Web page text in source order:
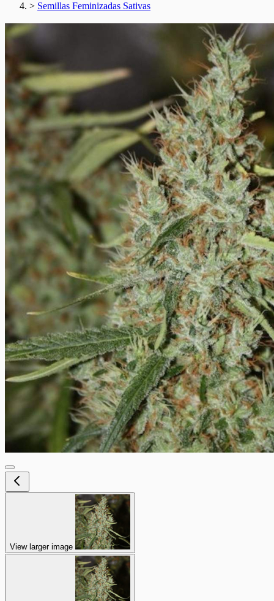
> Semillas Feminizadas Sativas
View larger image